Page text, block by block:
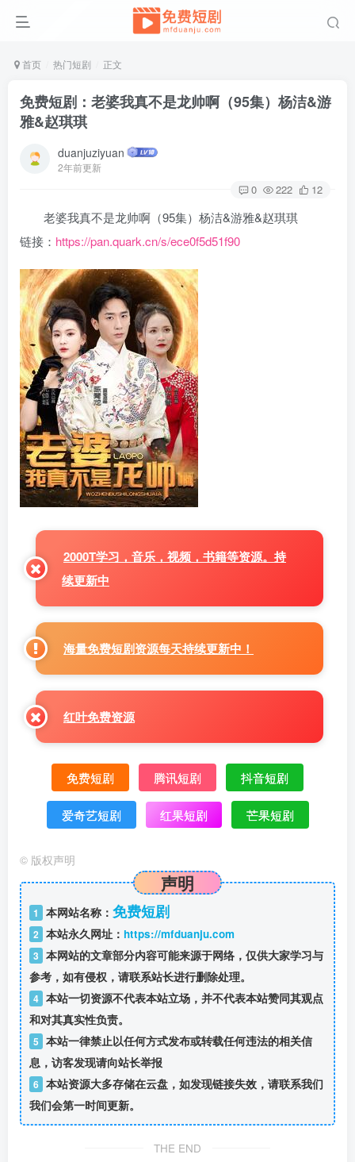
首页 热门短剧 正文
免费短剧：老婆我真不是龙帅啊（95集）杨洁&游
雅&赵琪琪
duanjuziyuan
2年前更新
0 222 12
老婆我真不是龙帅啊（95集）杨洁&游雅&赵琪琪
链接： https://pan.quark.cn/s/ece0f5d51f90
2000T学习，音乐，视频，书籍等资源。持
续更新中
海量免费短剧资源每天持续更新中！
红叶免费资源
免费短剧 腾讯短剧 抖音短剧
爱奇艺短剧 红果短剧 芒果短剧
© 版权声明
声明
1 本网站名称： 免费短剧
2 本站永久网址： https://mfduanju.com
3 本网站的文章部分内容可能来源于网络，仅供大家学习与
参考，如有侵权，请联系站长进行删除处理。
4 本站一切资源不代表本站立场，并不代表本站赞同其观点
和对其真实性负责。
5 本站一律禁止以任何方式发布或转载任何违法的相关信
息，访客发现请向站长举报
6 本站资源大多存储在云盘，如发现链接失效，请联系我们
我们会第一时间更新。
THE END